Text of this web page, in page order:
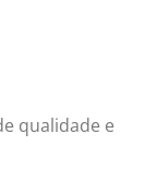
qualidade e